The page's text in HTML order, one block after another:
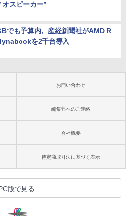
オスピーカー”
でも予算内。産経新聞社がAMD R
を2千台導入
お問い合わせ
編集部へのご連絡
会社概要
特定商取引法に基づく表示
版で見る